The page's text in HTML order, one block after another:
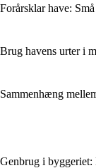
Forårsklar have:
Brug havens urter i
Sammenhæng
Genbrug i